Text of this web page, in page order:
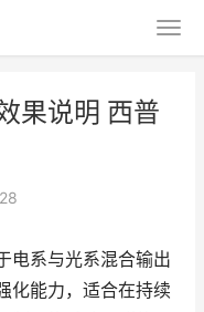
果说明 西普
电系与光系混合输出
化能力，适合在持续